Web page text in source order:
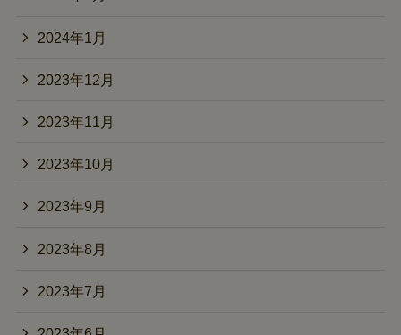
2024年1月
2023年12月
2023年11月
2023年10月
2023年9月
2023年8月
2023年7月